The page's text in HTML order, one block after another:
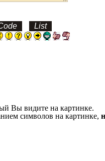
Вы видите на картинке.
символов на картинке,